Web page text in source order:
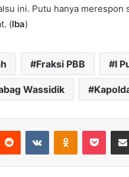
ini. Putu hanya merespon
(Iba)
Fraksi PBB I
Wassidik
Reddit VKontakteOdnoklassniki